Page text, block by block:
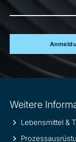
information
Weitere
Lebensmittel &